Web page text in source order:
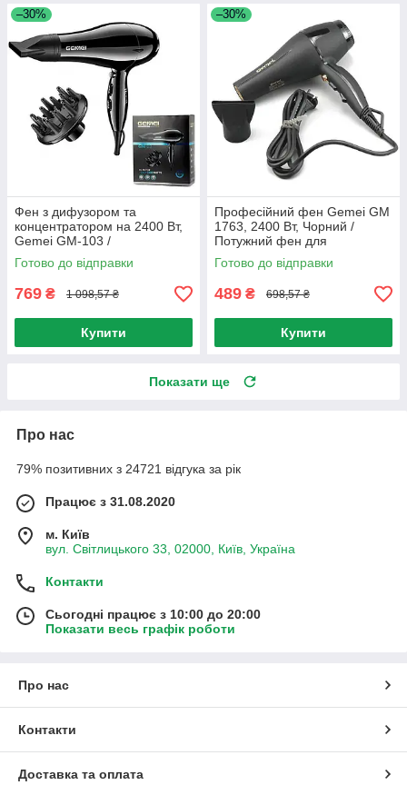
–30%
Фен з дифузором та
концентратором на 2400 Вт,
Gemei GM-103 /
Професійний фен для
волосся з іонізацією
Готово до відправки
769 ₴ 1 098,57 ₴
Купити
–30%
Професійний фен Gemei GM
1763, 2400 Вт, Чорний /
Потужний фен для
укладання волосся / Фени
для волосся
Готово до відправки
489 ₴ 698,57 ₴
Купити
Показати ще
Про нас
79% позитивних з 24721 відгука за рік
Працює з 31.08.2020
м. Київ
вул. Світлицького 33, 02000, Київ, Україна
Контакти
Сьогодні працює з 10:00 до 20:00
Показати весь графік роботи
Про нас
Контакти
Доставка та оплата